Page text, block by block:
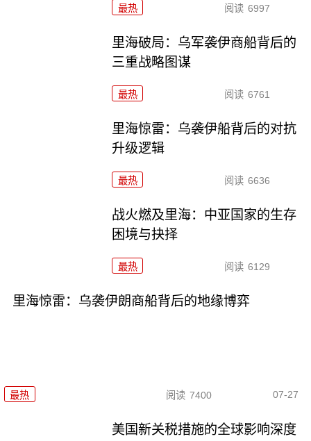
最热 阅读 6997
里海破局：乌军袭伊商船背后的
三重战略图谋
最热 阅读 6761
里海惊雷：乌袭伊船背后的对抗
升级逻辑
最热 阅读 6636
战火燃及里海：中亚国家的生存
困境与抉择
最热 阅读 6129
里海惊雷：乌袭伊朗商船背后的地缘博弈
最热 阅读 7400 07-27
美国新关税措施的全球影响深度